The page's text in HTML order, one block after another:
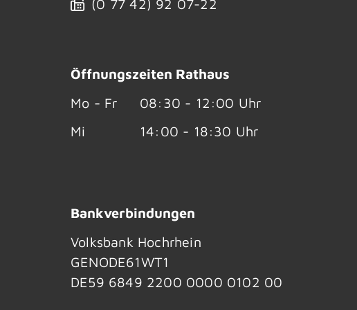
(0 77 42) 92 07-22
Öffnungszeiten Rathaus
Mo - Fr
08:30 - 12:00 Uhr
Mi
14:00 - 18:30 Uhr
Bankverbindungen
Volksbank Hochrhein
GENODE61WT1
DE59 6849 2200 0000 0102 00